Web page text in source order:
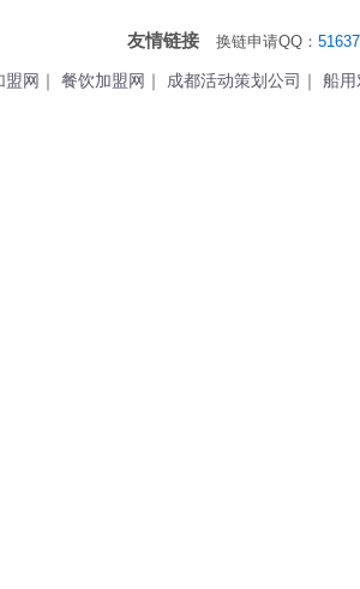
友情链接 换链申请QQ：
盟网 ｜ 餐饮加盟网 ｜ 成都活动策划公司 ｜ 船用